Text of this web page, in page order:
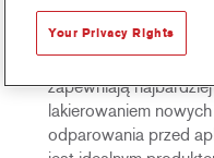
Opracowane na
NS2084 - NS2087
zapewniają
lakierowaniem
odparowania przed
Your Privacy Rights